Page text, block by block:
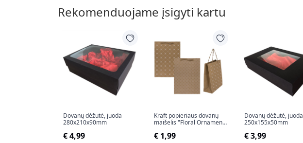
Rekomenduojame įsigyti kartu
Dovanų dėžutė, juoda
280x210x90mm
€ 4,99
Kraft popieriaus dovanų
maišelis "Floral Ornament"
€ 1,99
Dovanų dėžutė, juoda
250x155x50mm
€ 3,99